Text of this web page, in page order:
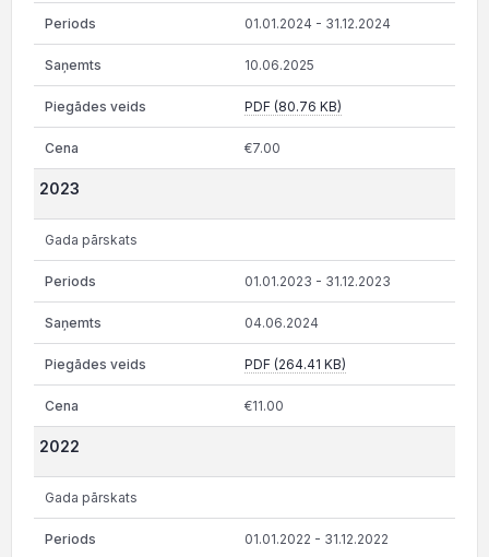
01.01.2024 - 31.12.2024
10.06.2025
PDF (80.76 KB)
€7.00
2023
Gada pārskats
01.01.2023 - 31.12.2023
04.06.2024
PDF (264.41 KB)
€11.00
2022
Gada pārskats
01.01.2022 - 31.12.2022